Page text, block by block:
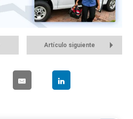
Artículo siguiente